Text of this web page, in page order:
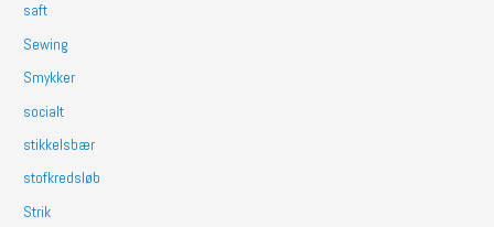
saft
Sewing
Smykker
socialt
stikkelsbær
stofkredsløb
Strik